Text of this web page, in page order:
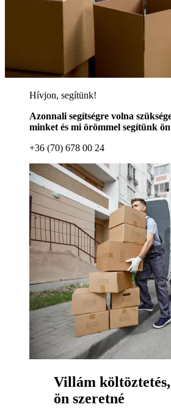
Hívjon, segítünk!
Azonnali segítségre volna
minket és mi örömmel segítünk
+36 (70) 678 00 24
Villám
ön szeretné